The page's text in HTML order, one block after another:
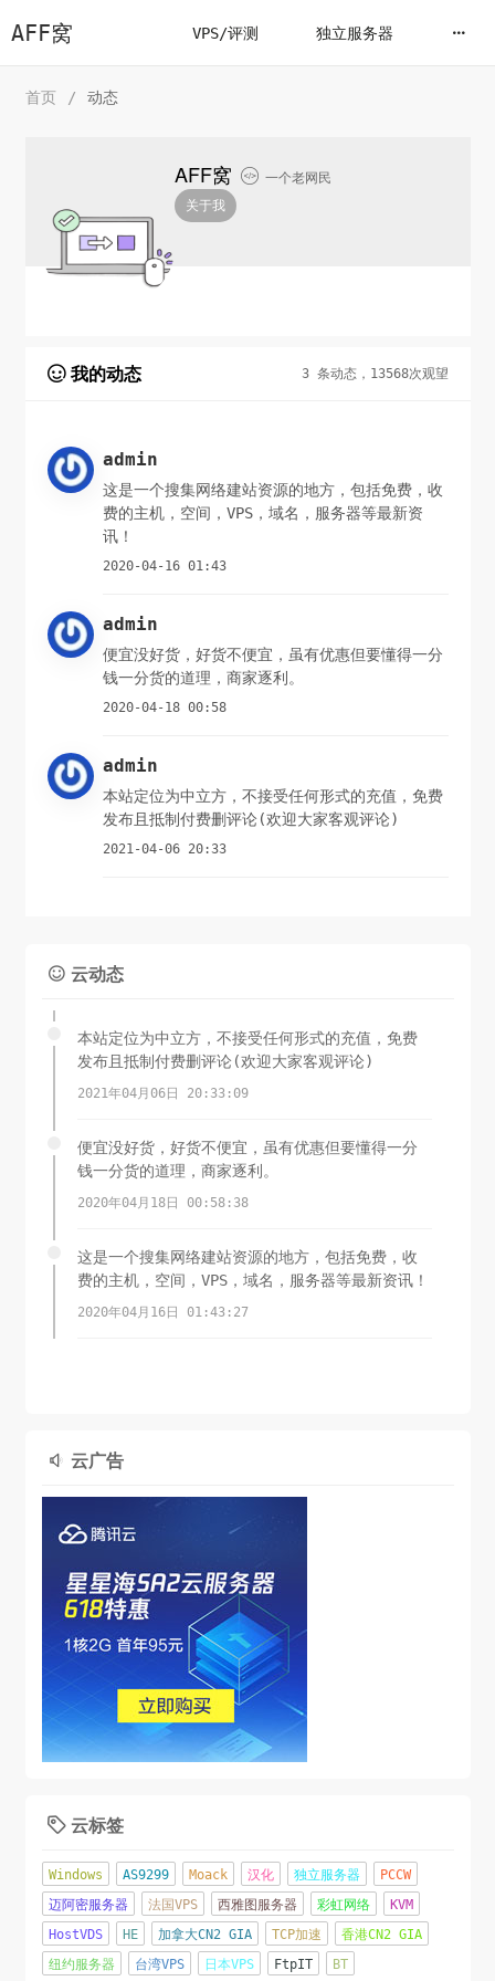
AFF窝 VPS/评测 独立服务器
首页 / 动态
AFF窝  一个老网民
关于我
我的动态 3 条动态，13568次观望
admin
这是一个搜集网络建站资源的地方，包括免费，收
费的主机，空间，VPS，域名，服务器等最新资
讯！
2020-04-16 01:43
admin
便宜没好货，好货不便宜，虽有优惠但要懂得一分
钱一分货的道理，商家逐利。
2020-04-18 00:58
admin
本站定位为中立方，不接受任何形式的充值，免费
发布且抵制付费删评论(欢迎大家客观评论)
2021-04-06 20:33
 云动态
本站定位为中立方，不接受任何形式的充值，免费
发布且抵制付费删评论(欢迎大家客观评论)
2021年04月06日 20:33:09
便宜没好货，好货不便宜，虽有优惠但要懂得一分
钱一分货的道理，商家逐利。
2020年04月18日 00:58:38
这是一个搜集网络建站资源的地方，包括免费，收
费的主机，空间，VPS，域名，服务器等最新资讯！
2020年04月16日 01:43:27
 云广告
 云标签
Windows AS9299 Moack 汉化 独立服务器
PCCW
迈阿密服务器
法国VPS 西雅图服务器 彩虹网络
KVM
HostVDS
HE 加拿大CN2 GIA TCP加速
香港CN2 GIA
纽约服务器
台湾VPS 日本VPS FtpIT BT